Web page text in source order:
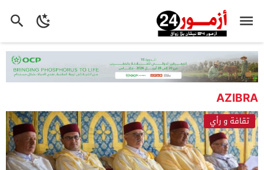
AZIBRA
تقافة و رأي